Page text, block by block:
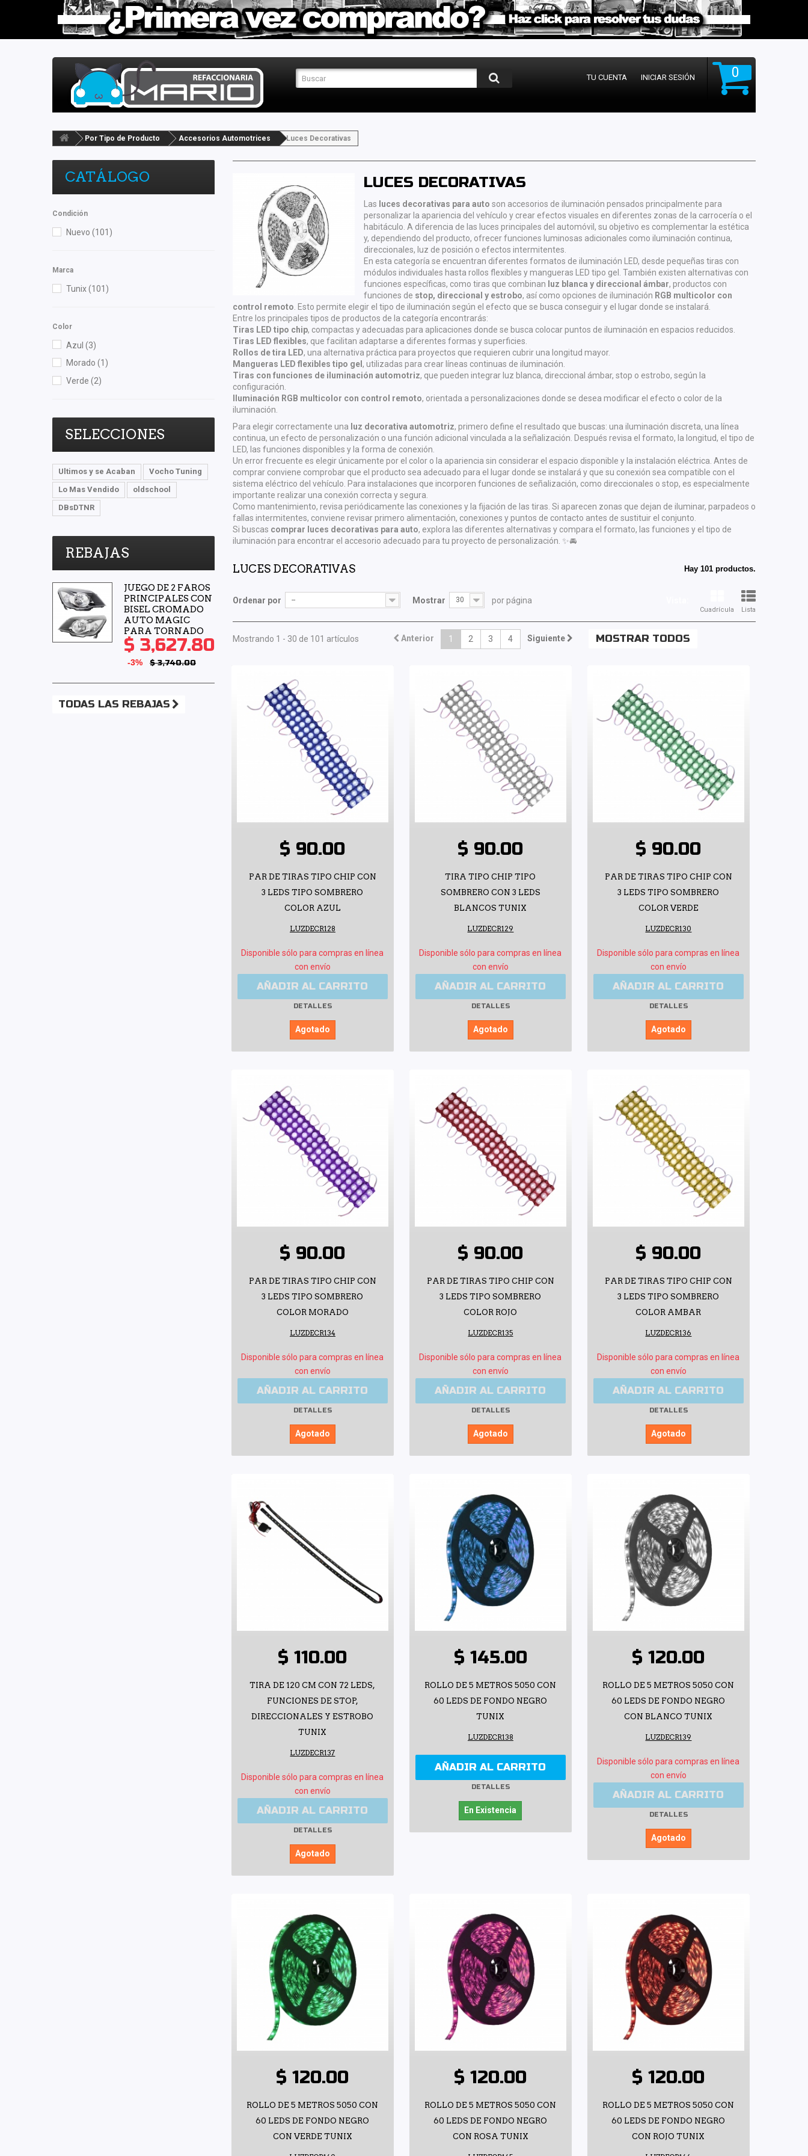
0
TU CUENTA INICIAR SESIÓN
Por Tipo de Producto Accesorios Automotrices Luces Decorativas
CATÁLOGO
Condición
Nuevo (101)
Marca
Tunix(101)
Color
Azul (3)
Morado (1)
Verde (2)
SELECCIONES
Ultimos y se Acaban
Vocho Tuning
Lo Mas Vendido
oldschool
DBsDTNR
REBAJAS
JUEGO DE 2 FAROS
PRINCIPALES CON
BISEL CROMADO
AUTO MAGIC
PARA TORNADO
$ 3,627.80
-3% $ 3,740.00
TODAS LAS REBAJAS
LUCES DECORATIVAS
Las luces decorativas para auto son accesorios de iluminación pensados principalmente para
personalizar la apariencia del vehículo y crear efectos visuales en diferentes zonas de la carrocería o el
habitáculo. A diferencia de las luces principales del automóvil, su objetivo es complementar la estética
y, dependiendo del producto, ofrecer funciones luminosas adicionales como iluminación continua,
direccionales, luz de posición o efectos intermitentes.
En esta categoría se encuentran diferentes formatos de iluminación LED, desde pequeñas tiras con
módulos individuales hasta rollos flexibles y mangueras LED tipo gel. También existen alternativas con
funciones específicas, como tiras que combinan luz blanca y direccional ámbar, productos con
funciones de stop, direccional y estrobo, así como opciones de iluminación RGB multicolor con
control remoto . Esto permite elegir el tipo de iluminación según el efecto que se busca conseguir y el lugar donde se instalará.
Entre los principales tipos de productos de la categoría encontrarás:
Tiras LED tipo chip, compactas y adecuadas para aplicaciones donde se busca colocar puntos de iluminación en espacios reducidos.
Tiras LED flexibles, que facilitan adaptarse a diferentes formas y superficies.
Rollos de tira LED, una alternativa práctica para proyectos que requieren cubrir una longitud mayor.
Mangueras LED flexibles tipo gel , utilizadas para crear líneas continuas de iluminación.
Tiras con funciones de iluminación automotriz, que pueden integrar luz blanca, direccional ámbar, stop o estrobo, según la
configuración.
Iluminación RGB multicolor con control remoto, orientada a personalizaciones donde se desea modificar el efecto o color de la
iluminación.
Para elegir correctamente una luz decorativa automotriz, primero define el resultado que buscas: una iluminación discreta, una línea
continua, un efecto de personalización o una función adicional vinculada a la señalización. Después revisa el formato, la longitud, el tipo de
LED, las funciones disponibles y la forma de conexión.
Un error frecuente es elegir únicamente por el color o la apariencia sin considerar el espacio disponible y la instalación eléctrica. Antes de
comprar conviene comprobar que el producto sea adecuado para el lugar donde se instalará y que su conexión sea compatible con el
sistema eléctrico del vehículo. Para instalaciones que incorporen funciones de señalización, como direccionales o stop, es especialmente
importante realizar una conexión correcta y segura.
Como mantenimiento, revisa periódicamente las conexiones y la fijación de las tiras. Si aparecen zonas que dejan de iluminar, parpadeos o
fallas intermitentes, conviene revisar primero alimentación, conexiones y puntos de contacto antes de sustituir el conjunto.
Si buscas comprar luces decorativas para auto, explora las diferentes alternativas y compara el formato, las funciones y el tipo de
iluminación para encontrar el accesorio adecuado para tu proyecto de personalización. ✨🚘
LUCES DECORATIVAS Hay 101 productos.
Cuadrícula Lista
Ordenar por -- Mostrar 30 por página
MOSTRAR TODOS
Anterior 1 2 3 4 Siguiente
Mostrando 1 - 30 de 101 artículos
$ 90.00
PAR DE TIRAS TIPO CHIP CON
3 LEDS TIPO SOMBRERO
COLOR AZUL
LUZDECR128
Disponible sólo para compras en línea
con envío
AÑADIR AL CARRITO
DETALLES
Agotado
$ 90.00
TIRA TIPO CHIP TIPO
SOMBRERO CON 3 LEDS
BLANCOS TUNIX
LUZDECR129
Disponible sólo para compras en línea
con envío
AÑADIR AL CARRITO
DETALLES
Agotado
$ 90.00
PAR DE TIRAS TIPO CHIP CON
3 LEDS TIPO SOMBRERO
COLOR VERDE
LUZDECR130
Disponible sólo para compras en línea
con envío
AÑADIR AL CARRITO
DETALLES
Agotado
$ 90.00
PAR DE TIRAS TIPO CHIP CON
3 LEDS TIPO SOMBRERO
COLOR MORADO
LUZDECR134
Disponible sólo para compras en línea
con envío
AÑADIR AL CARRITO
DETALLES
Agotado
$ 90.00
PAR DE TIRAS TIPO CHIP CON
3 LEDS TIPO SOMBRERO
COLOR ROJO
LUZDECR135
Disponible sólo para compras en línea
con envío
AÑADIR AL CARRITO
DETALLES
Agotado
$ 90.00
PAR DE TIRAS TIPO CHIP CON
3 LEDS TIPO SOMBRERO
COLOR AMBAR
LUZDECR136
Disponible sólo para compras en línea
con envío
AÑADIR AL CARRITO
DETALLES
Agotado
$ 110.00
TIRA DE 120 CM CON 72 LEDS,
FUNCIONES DE STOP,
DIRECCIONALES Y ESTROBO
TUNIX
LUZDECR137
Disponible sólo para compras en línea
con envío
AÑADIR AL CARRITO
DETALLES
Agotado
$ 145.00
ROLLO DE 5 METROS 5050 CON
60 LEDS DE FONDO NEGRO
TUNIX
LUZDECR138
AÑADIR AL CARRITO
DETALLES
En Existencia
$ 120.00
ROLLO DE 5 METROS 5050 CON
60 LEDS DE FONDO NEGRO
CON BLANCO TUNIX
LUZDECR139
Disponible sólo para compras en línea
con envío
AÑADIR AL CARRITO
DETALLES
Agotado
$ 120.00
ROLLO DE 5 METROS 5050 CON
60 LEDS DE FONDO NEGRO
CON VERDE TUNIX
$ 120.00
ROLLO DE 5 METROS 5050 CON
60 LEDS DE FONDO NEGRO
CON ROSA TUNIX
$ 120.00
ROLLO DE 5 METROS 5050 CON
60 LEDS DE FONDO NEGRO
CON ROJO TUNIX